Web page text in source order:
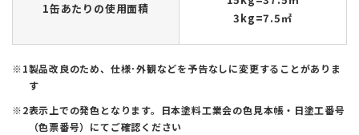
1缶あたりの使用面積
3kg=7.5㎡
製品改良のため、仕様･外観などを予告なしに変更することがありま
す
表示上での発色となります。日本塗料工業会の色見本帳・日塗工番号
（色票番号）にてご確認ください